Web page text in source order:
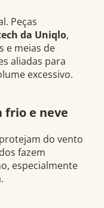
Peças
da Uniqlo,
e meias de
aliadas para
excessivo.
frio e neve
do vento
fazem
especialmente